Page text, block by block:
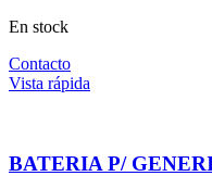
En stock
Contacto
Vista rápida
BATERIA P/